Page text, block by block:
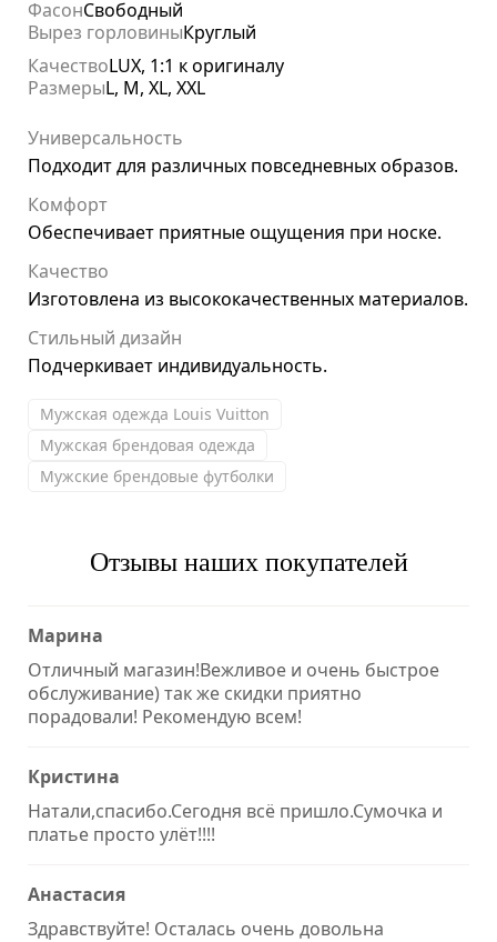
ФасонСвободный
Вырез горловиныКруглый
КачествоLUX, 1:1 к оригиналу
РазмерыL, M, XL, XXL
Универсальность
Подходит для различных повседневных образов.
Комфорт
Обеспечивает приятные ощущения при носке.
Качество
Изготовлена из высококачественных материалов.
Стильный дизайн
Подчеркивает индивидуальность.
Мужская одежда Louis Vuitton
Мужская брендовая одежда
Мужские брендовые футболки
Отзывы наших покупателей
Марина
Отличный магазин!Вежливое и очень быстрое
обслуживание) так же скидки приятно
порадовали! Рекомендую всем!
Кристина
Натали,спасибо.Сегодня всё пришло.Сумочка и
платье просто улёт!!!!
Анастасия
Здравствуйте! Осталась очень довольна